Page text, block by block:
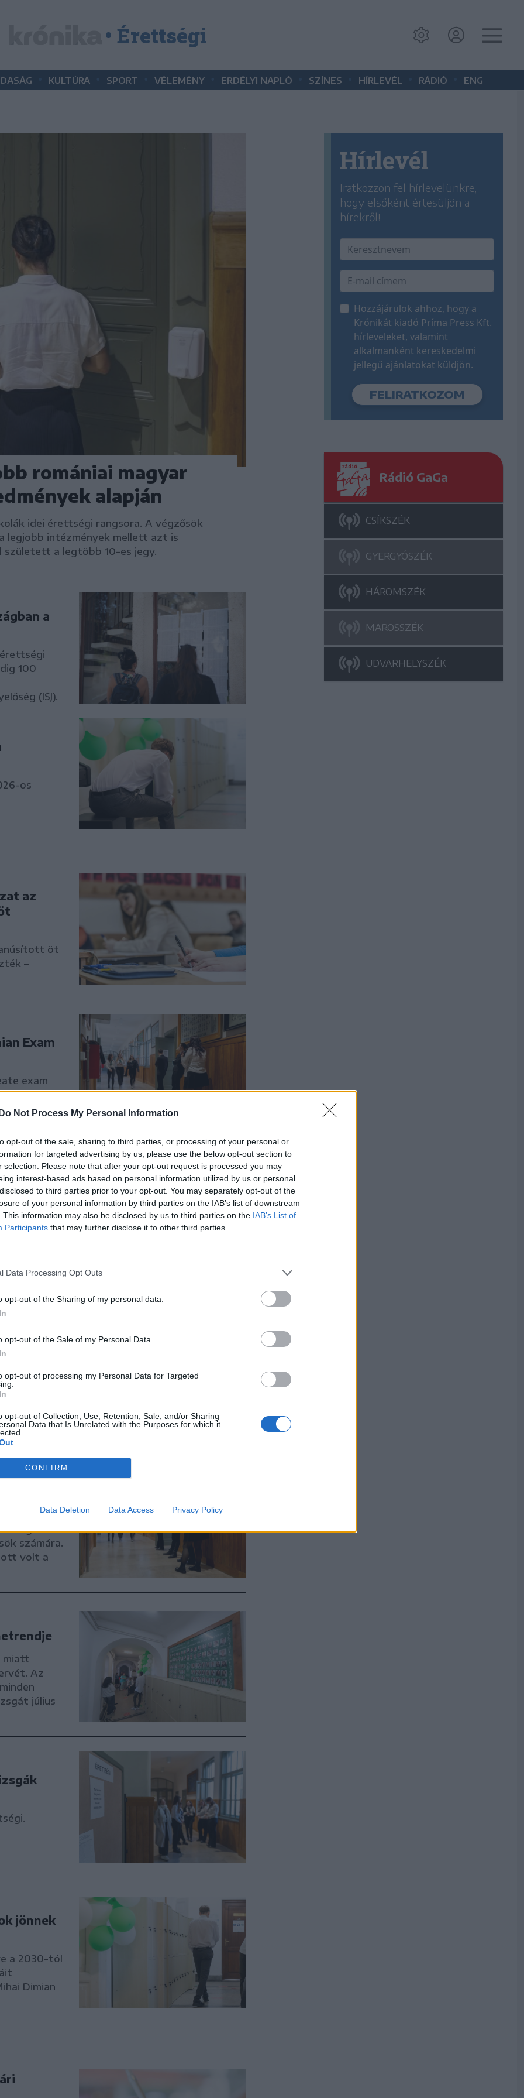
Do Not Process My Personal Information
opt-out of the sale, sharing to third parties, or processing of your personal or
for targeted advertising by us, please use the below opt-out section to
selection. Please note that after your opt-out request is processed you may
interest-based ads based on personal information utilized by us or personal
to third parties prior to your opt-out. You may separately opt-out of the
of your personal information by third parties on the IAB’s list of downstream
This information may also be disclosed by us to third parties on the IAB’s List of
Participants that may further disclose it to other third parties.
Data Processing Opt Outs
opt-out of the Sharing of my personal data.
opt-out of the Sale of my Personal Data.
opt-out of processing my Personal Data for Targeted
opt-out of Collection, Use, Retention, Sale, and/or Sharing
Data that Is Unrelated with the Purposes for which it
CONFIRM
Data Deletion Data Access Privacy Policy
• Érettségi
KULTÚRA SPORT VÉLEMÉNY ERDÉLYI NAPLÓ SZÍNES HÍRLEVÉL RÁDIÓ ENG
romániai magyar
alapján
idei érettségi rangsora. A végzősök
legjobb intézmények mellett azt is
a legtöbb 10-es jegy.
a
100
(ISJ).
os
az
öt
–
Exam
exam
the
Arad,
a viharok
13 órától
számára.
volt a
miatt
Az
július
jönnek
a 2030-tól
Dimian
Hírlevél
Iratkozzon fel hírlevelünkre,
hogy elsőként értesüljön a
hírekről!
Hozzájárulok ahhoz, hogy a
Krónikát kiadó Príma Press Kft.
hírleveleket, valamint
alkalmanként kereskedelmi
jellegű ajánlatokat küldjön.
Rádió GaGa
CSÍKSZÉK
GYERGYÓSZÉK
HÁROMSZÉK
MAROSSZÉK
UDVARHELYSZÉK